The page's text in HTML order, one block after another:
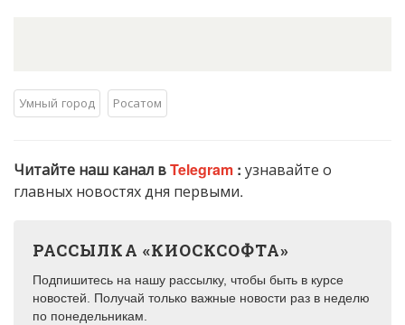
Умный город Росатом
Читайте наш канал вTelegram : узнавайте о
главных новостях дня первыми.
РАССЫЛКА «КИОСКСОФТА»
Подпишитесь на нашу рассылку, чтобы быть в курсе
новостей. Получай только важные новости раз в неделю
по понедельникам.